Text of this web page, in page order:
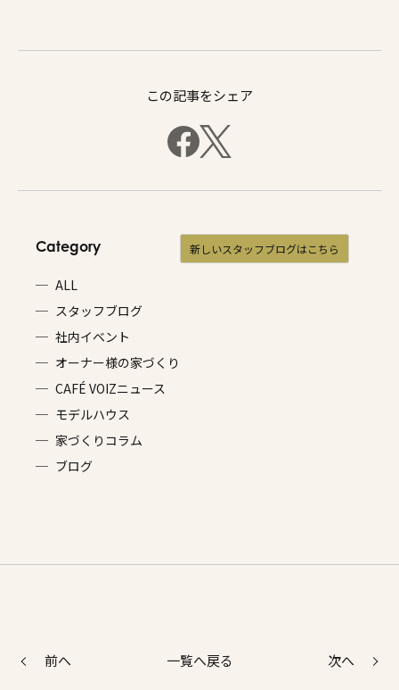
この記事をシェア
Category
ALL
スタッフブログ
社内イベント
オーナー様の家づくり
CAFÉ VOIZニュース
モデルハウス
家づくりコラム
ブログ
新しいスタッフブログはこちら
前へ 一覧へ戻る 次へ